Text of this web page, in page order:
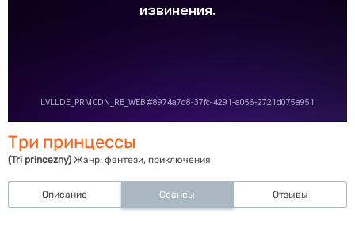
Три принцессы
(Tri princezny) Жанр: фэнтези, приключения
Описание Сеансы Отзывы